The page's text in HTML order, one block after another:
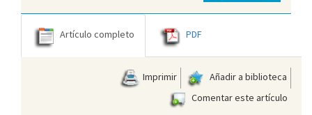
Artículo completo PDF
Imprimir
Añadir a biblioteca
Comentar este artículo